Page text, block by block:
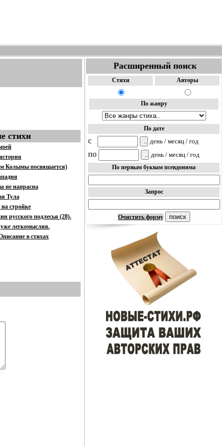
стихи
Колымы посвящается)
не напрасна
Тула
стройке
русского подлесья (28).
легкомыслия.
в стихах
Расширенный поиск
Стихи Авторы
По жанру
По дате
c день / месяц / год
по день / месяц / год
По первым буквам псевдонима
Запрос
Очистить форму